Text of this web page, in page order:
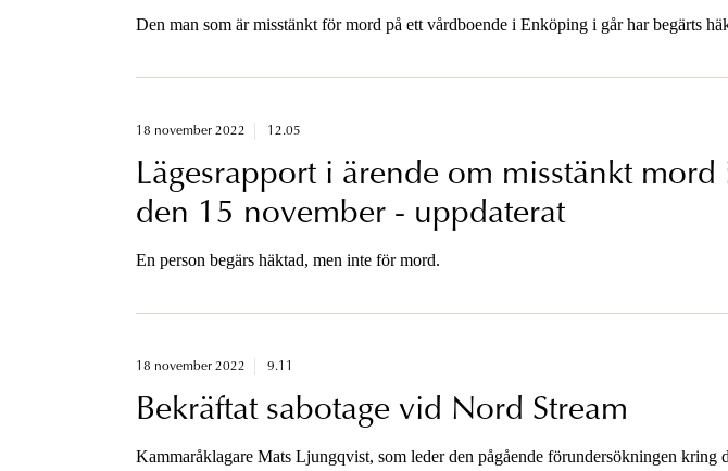
Den man som är misstänkt för mord på ett vårdboende i Enköping i går har begärts
18 november 2022 12.05
Lägesrapport i ärende om misstänkt mord
den 15 november - uppdaterat
En person begärs häktad, men inte för mord.
18 november 2022 9.11
Bekräftat sabotage vid Nord Stream
Kammaråklagare Mats Ljungqvist, som leder den pågående förundersökningen kring